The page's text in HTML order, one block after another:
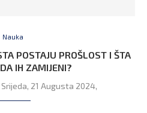
Nauka
POSTAJU PROŠLOST I ŠTA
IH ZAMIJENI?
Srijeda, 21 Augusta 2024,